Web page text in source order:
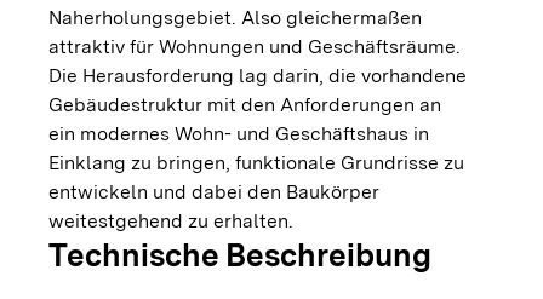
Naherholungsgebiet. Also gleichermaßen
attraktiv für Wohnungen und Geschäftsräume.
Die Herausforderung lag darin, die vorhandene
Gebäudestruktur mit den Anforderungen an
ein modernes Wohn- und Geschäftshaus in
Einklang zu bringen, funktionale Grundrisse zu
entwickeln und dabei den Baukörper
weitestgehend zu erhalten.
Technische Beschreibung